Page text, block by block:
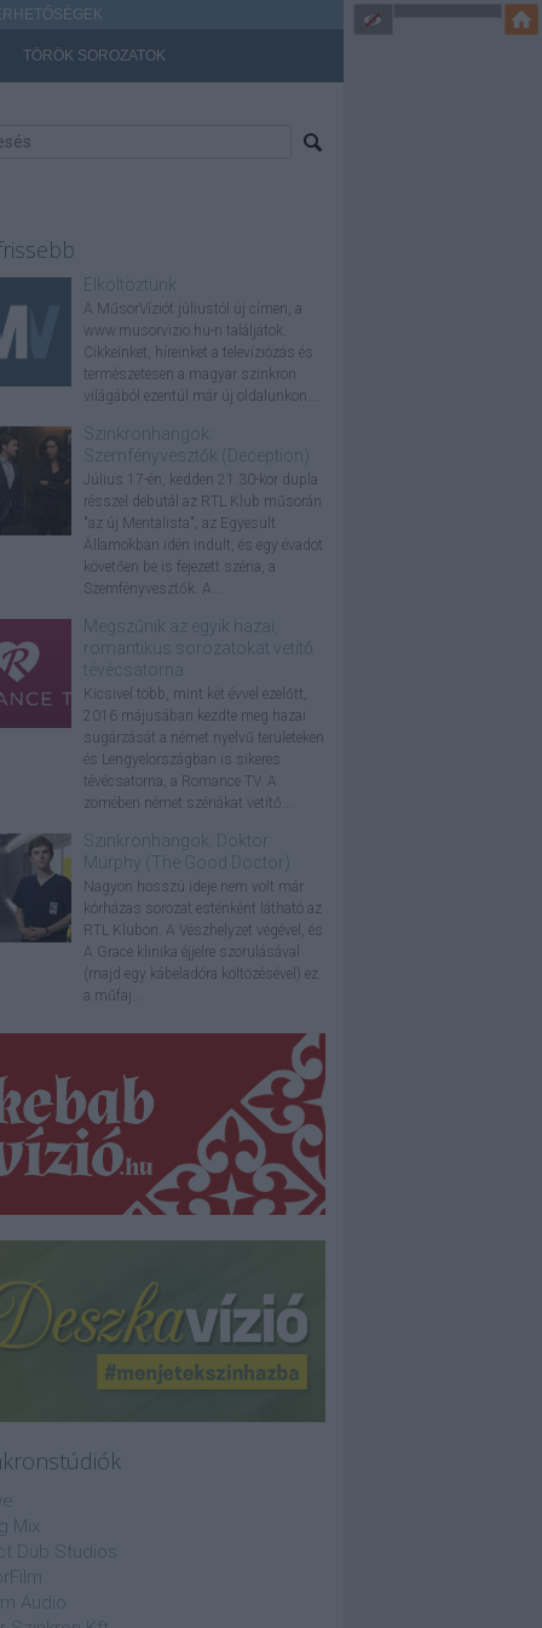
TÖRÖK SOROZATOK
Elköltöztünk
A MűsorVíziót júliustól új címen, a
www.musorvizio.hu-n találjátok.
Cikkeinket, híreinket a televíziózás és
természetesen a magyar szinkron
világából ezentúl már új oldalunkon...
Szinkronhangok:
Szemfényvesztők (Deception)
Július 17-én, kedden 21.30-kor dupla
résszel debütál az RTL Klub műsorán
"az új Mentalista", az Egyesült
Államokban idén indult, és egy évadot
követően be is fejezett széria, a
Szemfényvesztők. A...
Megszűnik az egyik hazai,
romantikus sorozatokat vetítő
tévécsatorna
Kicsivel több, mint két évvel ezelőtt,
2016 májusában kezdte meg hazai
sugárzását a német nyelvű területeken
és Lengyelországban is sikeres
tévécsatorna, a Romance TV. A
zömében német szériákat vetítő...
Szinkronhangok: Doktor
Murphy (The Good Doctor)
Nagyon hosszú ideje nem volt már
kórházas sorozat esténként látható az
RTL Klubon. A Vészhelyzet végével, és
A Grace klinika éjjelre szorulásával
(majd egy kábeladóra költözésével) ez
a műfaj...
Mix
Dub Studios
Audio